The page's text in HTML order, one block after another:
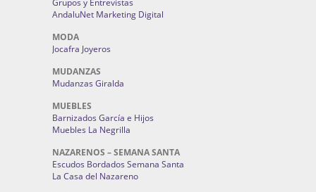
Grupos y Entrevistas
AndaluNet Marketing Digital
MODA
Jocafra Joyeros
MUDANZAS
Mudanzas Giralda
MUEBLES
Barnizados García e Hijos
Muebles La Negrilla
NAZARENOS – SEMANA SANTA
Escudos Bordados Semana Santa
La Casa del Nazareno